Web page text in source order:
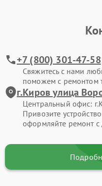
+7 (800) 301-47-58
Свяжитесь с нами
поможем с ремонтом
г.Киров улица
Центральный офис:
Привозите
оформляйте ремонт с